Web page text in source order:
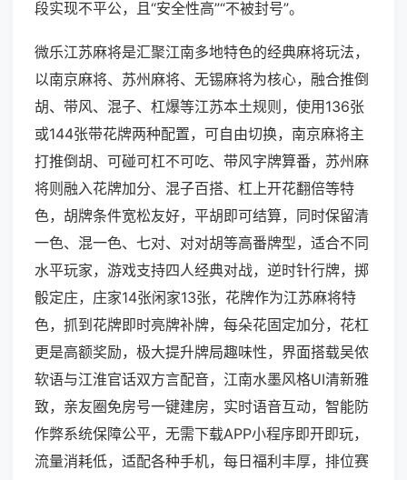
段实现不平公，且“安全性高”“不被封号”。
微乐江苏麻将是汇聚江南多地特色的经典麻将玩法，
以南京麻将、苏州麻将、无锡麻将为核心，融合推倒
胡、带风、混子、杠爆等江苏本土规则，使用136张
或144张带花牌两种配置，可自由切换，南京麻将主
打推倒胡、可碰可杠不可吃、带风字牌算番，苏州麻
将则融入花牌加分、混子百搭、杠上开花翻倍等特
色，胡牌条件宽松友好，平胡即可结算，同时保留清
一色、混一色、七对、对对胡等高番牌型，适合不同
水平玩家，游戏支持四人经典对战，逆时针行牌，掷
骰定庄，庄家14张闲家13张，花牌作为江苏麻将特
色，抓到花牌即时亮牌补牌，每朵花固定加分，花杠
更是高额奖励，极大提升牌局趣味性，界面搭载吴侬
软语与江淮官话双方言配音，江南水墨风格UI清新雅
致，亲友圈免房号一键建房，实时语音互动，智能防
作弊系统保障公平，无需下载APP小程序即开即玩，
流量消耗低，适配各种手机，每日福利丰厚，排位赛